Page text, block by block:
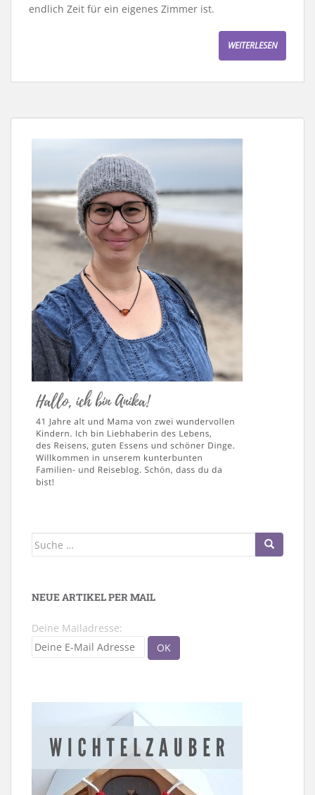
endlich Zeit für ein eigenes Zimmer ist.
WEITERLESEN
Suche
NEUE ARTIKEL PER MAIL
Deine Mailadresse: